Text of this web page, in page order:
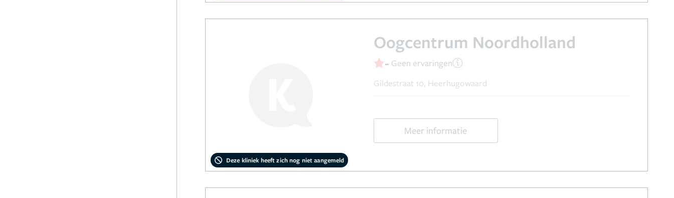
Deze kliniek heeft zich nog niet aangemeld
Oogcentrum Noordholland
- Geen ervaringen
Gildestraat 10, Heerhugowaard
Meer informatie